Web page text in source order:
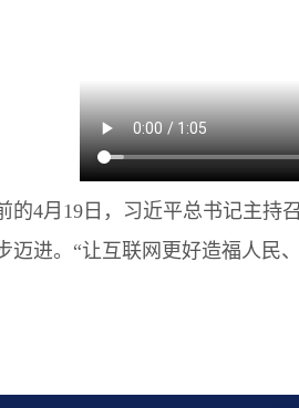
4月19日，习近平总书记主持召
迈进。“让互联网更好造福人民